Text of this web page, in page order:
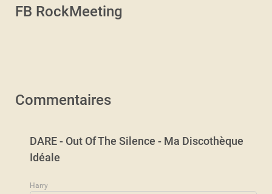
FB RockMeeting
Commentaires
DARE - Out Of The Silence - Ma Discothèque
Idéale
Harry